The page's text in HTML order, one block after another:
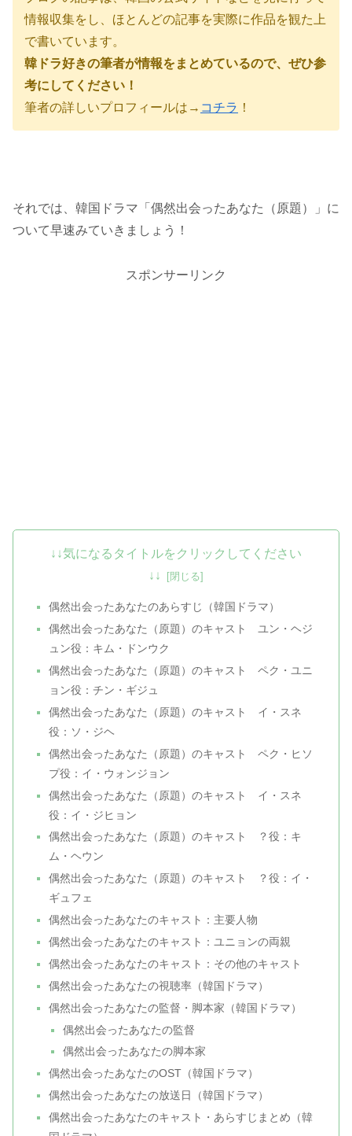
情報収集をし、ほとんどの記事を実際に作品を観た上
で書いています。
韓ドラ好きの筆者が情報をまとめているので、ぜひ参
考にしてください！
筆者の詳しいプロフィールは→ コチラ ！
それでは、韓国ドラマ「偶然出会ったあなた（原題）」に
ついて早速みていきましょう！
スポンサーリンク
↓↓気になるタイトルをクリックしてください
↓↓
偶然出会ったあなたのあらすじ（韓国ドラマ）
偶然出会ったあなた（原題）のキャスト ユン・ヘジ
ュン役：キム・ドンウク
偶然出会ったあなた（原題）のキャスト ペク・ユニ
ョン役：チン・ギジュ
偶然出会ったあなた（原題）のキャスト イ・スネ
役：ソ・ジヘ
偶然出会ったあなた（原題）のキャスト ペク・ヒソ
プ役：イ・ウォンジョン
偶然出会ったあなた（原題）のキャスト イ・スネ
役：イ・ジヒョン
偶然出会ったあなた（原題）のキャスト ？役：キ
ム・ヘウン
偶然出会ったあなた（原題）のキャスト ？役：イ・
ギュフェ
偶然出会ったあなたのキャスト：主要人物
偶然出会ったあなたのキャスト：ユニョンの両親
偶然出会ったあなたのキャスト：その他のキャスト
偶然出会ったあなたの視聴率（韓国ドラマ）
偶然出会ったあなたの監督・脚本家（韓国ドラマ）
偶然出会ったあなたの監督
偶然出会ったあなたの脚本家
偶然出会ったあなたのOST（韓国ドラマ）
偶然出会ったあなたの放送日（韓国ドラマ）
偶然出会ったあなたのキャスト・あらすじまとめ（韓